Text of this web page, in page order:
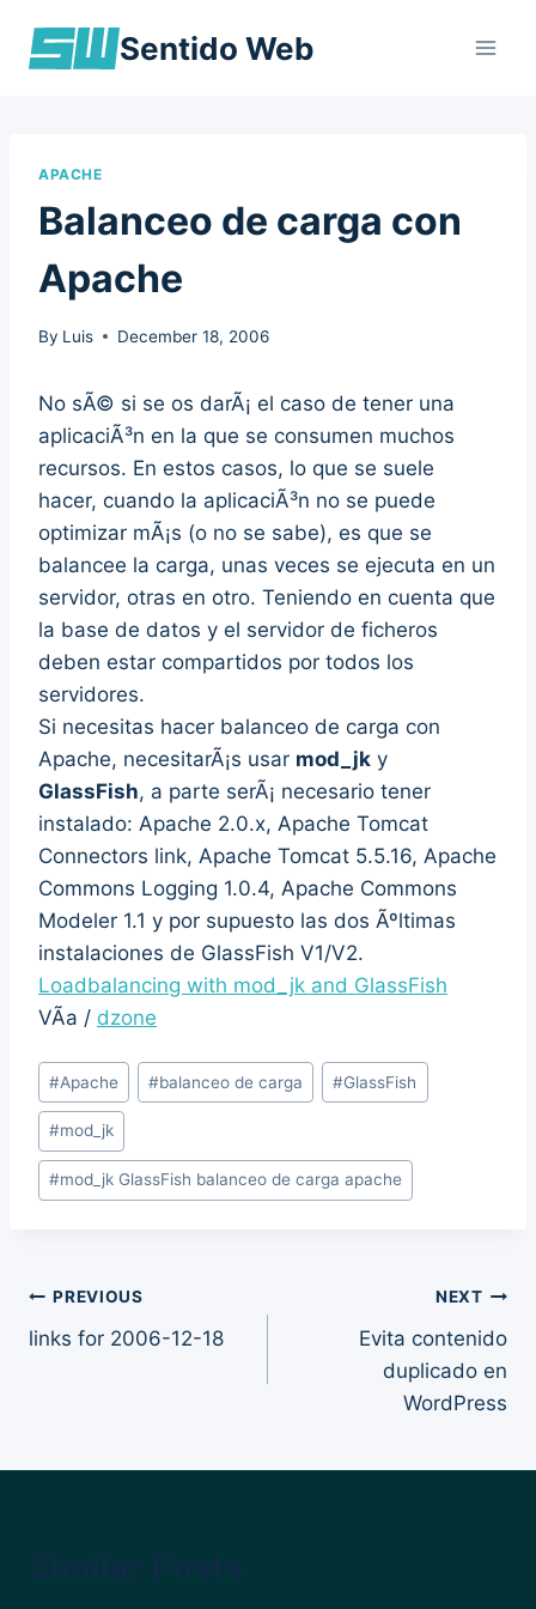
Sentido Web
APACHE
Balanceo de carga con
Apache
By Luis December 18, 2006
No sÃ© si se os darÃ¡ el caso de tener una
aplicaciÃ³n en la que se consumen muchos
recursos. En estos casos, lo que se suele
hacer, cuando la aplicaciÃ³n no se puede
optimizar mÃ¡s (o no se sabe), es que se
balancee la carga, unas veces se ejecuta en un
servidor, otras en otro. Teniendo en cuenta que
la base de datos y el servidor de ficheros
deben estar compartidos por todos los
servidores.
Si necesitas hacer balanceo de carga con
Apache, necesitarÃ¡s usar mod_jk y
GlassFish, a parte serÃ¡ necesario tener
instalado: Apache 2.0.x, Apache Tomcat
Connectors link, Apache Tomcat 5.5.16, Apache
Commons Logging 1.0.4, Apache Commons
Modeler 1.1 y por supuesto las dos Ãºltimas
instalaciones de GlassFish V1/V2.
Loadbalancing with mod_jk and GlassFish
VÃ­a / dzone
Post
Tags:
#Apache #balanceo de carga #GlassFish
#mod_jk
#mod_jk GlassFish balanceo de carga apache
Post
navigation
PREVIOUS
links for 2006-12-18
NEXT
Evita contenido
duplicado en
WordPress